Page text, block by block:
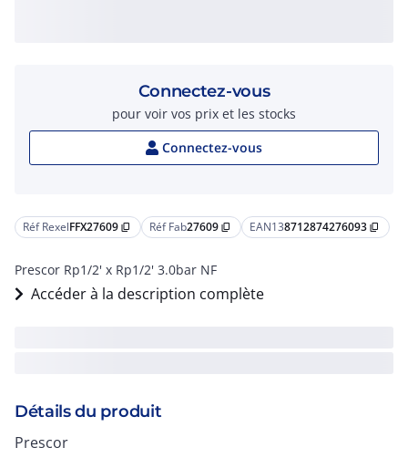
Réf RexelFFX27609 content_copy Réf Fab27609 content_copy EAN138712874276093 content_copy
Prescor Rp1/2' x Rp1/2' 3.0bar NF
Accéder à la description complète
Détails du produit
Prescor
Connectez-vous
pour voir vos prix et les stocks
Connectez-vous